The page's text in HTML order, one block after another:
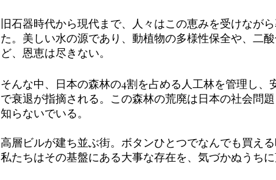
旧石器時代から現代まで、人々はこの恵みを受けなが
た。美しい水の源であり、動植物の多様性保全や、二
ど、恩恵は尽きない。
そんな中、日本の森林の4割を占める人工林を管理し
で衰退が指摘される。この森林の荒廃は日本の社会問
知らないでいる。
高層ビルが建ち並ぶ街。ボタンひとつでなんでも買える
私たちはその基盤にある大事な存在を、気づかぬうち